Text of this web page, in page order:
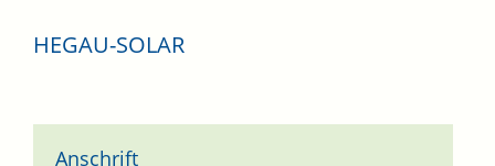
HEGAU-SOLAR
Anschrift